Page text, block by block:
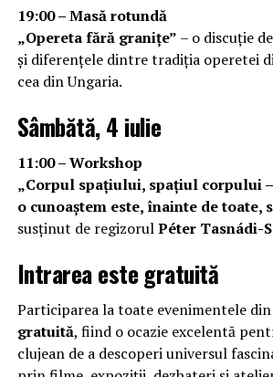
19:00 – Masă rotundă
„Opereta fără granițe” – o discuție
și diferențele dintre tradiția operetei
cea din Ungaria.
Sâmbătă, 4 iulie
11:00 – Workshop
„Corpul spațiului, spațiul corpului
o cunoaștem este, înainte de toate,
susținut de regizorulPéter Tasnádi-
Intrarea este gratuită
Participarea la toate evenimentele din
gratuită, fiind o ocazie excelentă
clujean de a descoperi universul